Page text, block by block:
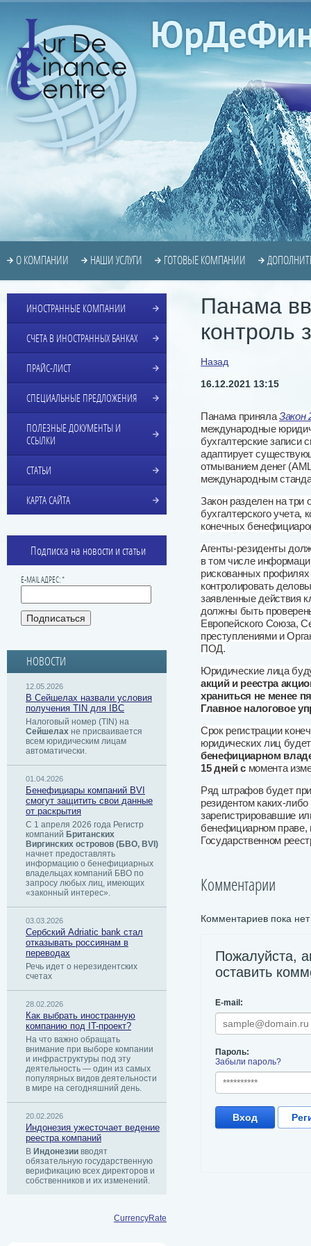
О КОМПАНИИ НАШИ УСЛУГИ ГОТОВЫЕ КОМПАНИИ
Панама
контроль
Назад
16.12.2021 13:15
Панама принялаЗакон
международные
бухгалтерские записи
адаптирует
отмыванием денег
международным
Закон разделен на три
бухгалтерского учета,
конечных
Агенты-резиденты
в том числе
рискованных
контролировать
заявленные действия
должны быть
Европейского Союза,
преступлениями и
ПОД.
Юридические лица
акций и реестра
храниться не менее
Главное налоговое
Срок регистрации
юридических лиц
бенефициарном
15 дней с момента
Ряд штрафов будет
резидентом каких-
зарегистрировавшие
бенефициарном праве,
Государственном
Комментарии
Комментариев пока нет
Пожалуйста,
оставить
E-mail:
Пароль:
Забыли пароль?
Вход
ИНОСТРАННЫЕ КОМПАНИИ
СЧЕТА В ИНОСТРАННЫХ БАНКАХ
ПРАЙС-ЛИСТ
СПЕЦИАЛЬНЫЕ ПРЕДЛОЖЕНИЯ
ПОЛЕЗНЫЕ ДОКУМЕНТЫ И
ССЫЛКИ
СТАТЬИ
КАРТА САЙТА
Подписка на новости и статьи
E-MAIL АДРЕС: *
НОВОСТИ
12.05.2026
В Сейшелах назвали условия
получения TIN для IBC
Налоговый номер (TIN) на
Сейшелах не присваивается
всем юридическим лицам
автоматически.
01.04.2026
Бенефициары компаний BVI
смогут защитить свои данные
от раскрытия
С 1 апреля 2026 года Регистр
компаний Британских
Виргинских островов (БВО, BVI)
начнет предоставлять
информацию о бенефициарных
владельцах компаний БВО по
запросу любых лиц, имеющих
«законный интерес».
03.03.2026
Сербский ​Adriatic bank стал
отказывать россиянам в
переводах
Речь идет о нерезидентских
счетах
28.02.2026
Как выбрать иностранную
компанию под IT-проект?
На что важно обращать
внимание при выборе компании
и инфраструктуры под эту
деятельность — один из самых
популярных видов деятельности
в мире на сегодняшний день.
20.02.2026
Индонезия ужесточает ведение
реестра компаний
В Индонезии вводят
обязательную государственную
верификацию всех директоров и
собственников и их изменений.
CurrencyRate